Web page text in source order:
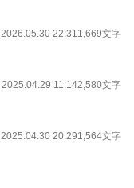
2026.05.30 22:311,669文字
2025.04.29 11:142,580文字
2025.04.30 20:291,564文字